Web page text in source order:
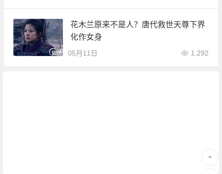
花木兰原来不是人？唐代救世天尊下界
化作女身
05月11日 1,292